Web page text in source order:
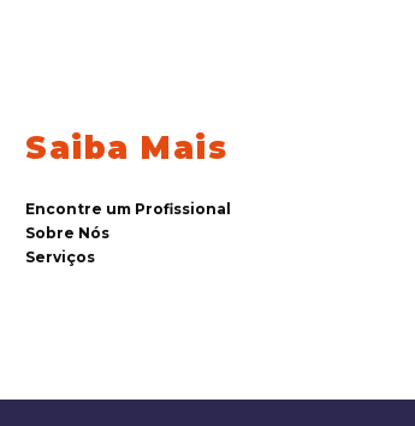
Saiba Mais
Encontre um Profissional
Sobre Nós
Serviços